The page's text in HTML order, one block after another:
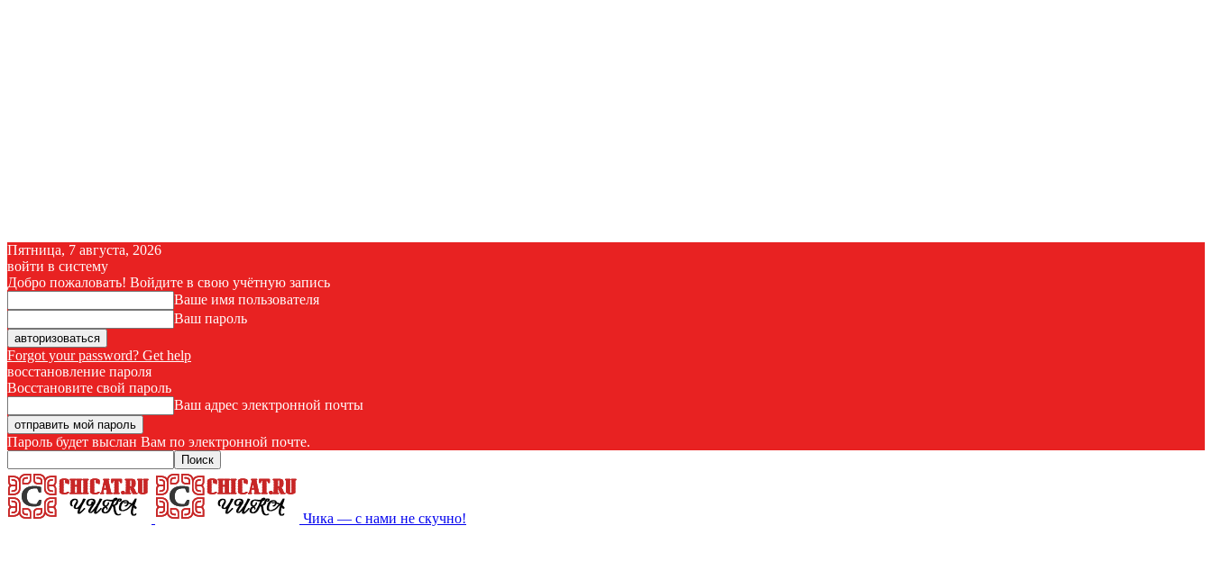
Пятница, 7 августа, 2026
войти в систему
Добро пожаловать! Войдите в свою учётную запись
Ваше имя пользователя
Ваш пароль
Forgot your password? Get help
восстановление пароля
Восстановите свой пароль
Ваш адрес электронной почты
Пароль будет выслан Вам по электронной почте.
Чика — с нами не скучно!